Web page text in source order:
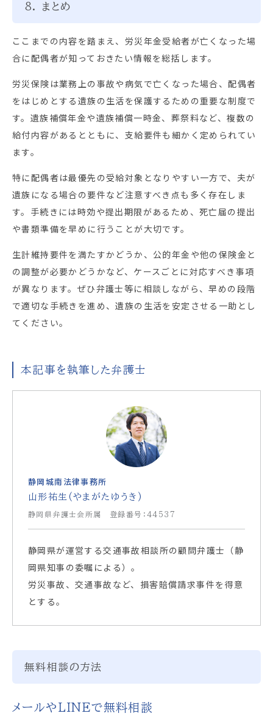
8. まとめ
ここまでの内容を踏まえ、労災年金受給者が亡くなった場
合に配偶者が知っておきたい情報を総括します。
労災保険は業務上の事故や病気で亡くなった場合、配偶者
をはじめとする遺族の生活を保護するための重要な制度で
す。遺族補償年金や遺族補償一時金、葬祭料など、複数の
給付内容があるとともに、支給要件も細かく定められてい
ます。
特に配偶者は最優先の受給対象となりやすい一方で、夫が
遺族になる場合の要件など注意すべき点も多く存在しま
す。手続きには時効や提出期限があるため、死亡届の提出
や書類準備を早めに行うことが大切です。
生計維持要件を満たすかどうか、公的年金や他の保険金と
の調整が必要かどうかなど、ケースごとに対応すべき事項
が異なります。ぜひ弁護士等に相談しながら、早めの段階
で適切な手続きを進め、遺族の生活を安定させる一助とし
てください。
本記事を執筆した弁護士
静岡城南法律事務所
山形祐生(やまがたゆうき)
静岡県弁護士会所属 登録番号：44537
静岡県が運営する交通事故相談所の顧問弁護士（静
岡県知事の委嘱による）。
労災事故、交通事故など、損害賠償請求事件を得意
とする。
無料相談の方法
メールやLINEで無料相談